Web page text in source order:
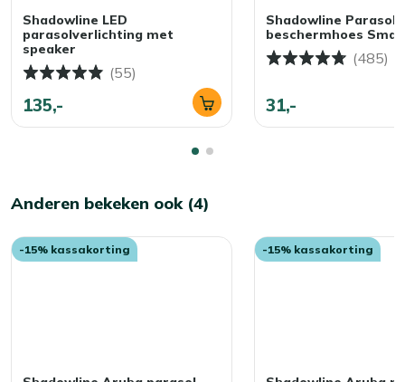
Shadowline LED
parasolverlichting met
speaker
(55)
135,-
Shadowline Parasol
beschermhoes Small
(485)
31,-
Anderen bekeken ook (4)
-15% kassakorting -15% kassakorting